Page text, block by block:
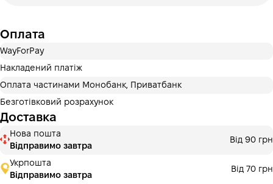
Оплата
WayForPay
Накладений платіж
Оплата частинами Монобанк, Приватбанк
Безготівковий розрахунок
Доставка
Нова пошта
Відправимо завтра
Від 90 грн
Укрпошта
Відправимо завтра
Від 70 грн